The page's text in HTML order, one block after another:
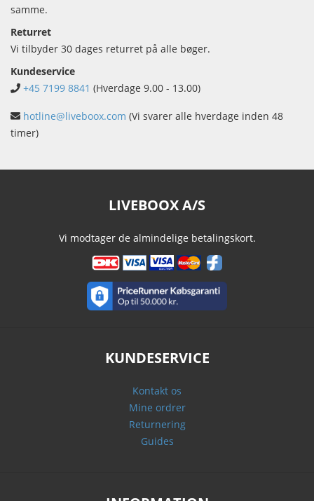
samme.
Returret
Vi tilbyder 30 dages returret på alle bøger.
Kundeservice
+45 7199 8841 (Hverdage 9.00 - 13.00)
hotline@liveboox.com (Vi svarer alle hverdage inden 48
timer)
LIVEBOOX A/S
Vi modtager de almindelige betalingskort.
KUNDESERVICE
Kontakt os
Mine ordrer
Returnering
Guides